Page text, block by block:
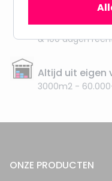
Gratis
Vanaf EUR100,-
& 100 dagen
Altijd uit eigen
3000m2 -
ONZE PRODUCTEN